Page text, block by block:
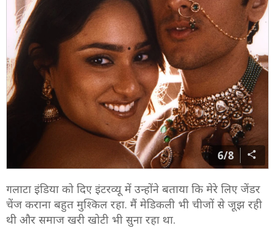
6/8
गलाटा इंडिया को दिए इंटरव्यू में उन्होंने बताया कि मेरे लिए जेंडर
चेंज कराना बहुत मुश्किल रहा. मैं मेडिकली भी चीजों से जूझ रही
थी और समाज खरी खोटी भी सुना रहा था.